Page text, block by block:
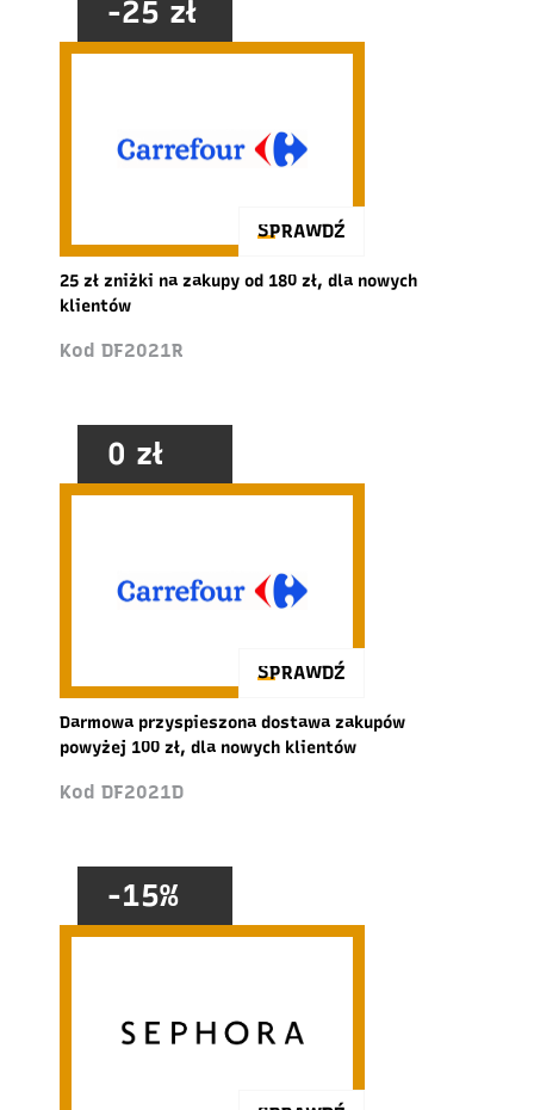
-25 zł
SPRAWDŹ
25 zł zniżki na zakupy od 180 zł, dla nowych
klientów
Kod DF2021R
0 zł
SPRAWDŹ
Darmowa przyspieszona dostawa zakupów
powyżej 100 zł, dla nowych klientów
Kod DF2021D
-15%